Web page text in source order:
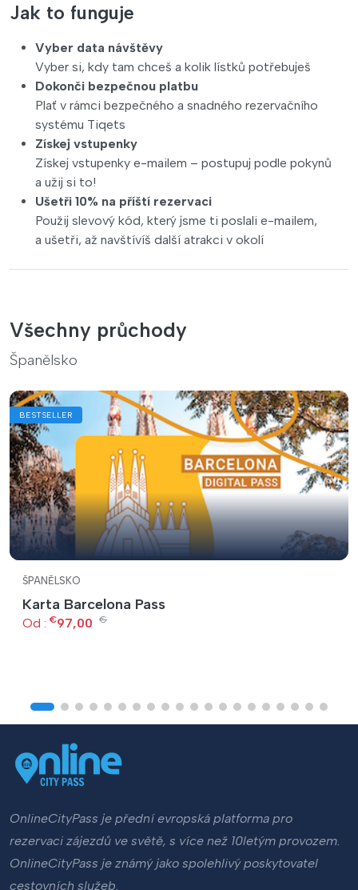
Jak to funguje
Vyber data návštěvy
Vyber si, kdy tam chceš a kolik lístků potřebuješ
Dokonči bezpečnou platbu
Plať v rámci bezpečného a snadného rezervačního
systému Tiqets
Získej vstupenky
Získej vstupenky e-mailem – postupuj podle pokynů
a užij si to!
Ušetři 10% na příští rezervaci
Použij slevový kód, který jsme ti poslali e-mailem,
a ušetři, až navštívíš další atrakci v okolí
Všechny průchody
Španělsko
BESTSELLER
ŠPANĚLSKO
Karta Barcelona Pass
Od : €97,00 €
OnlineCityPass je přední evropská platforma pro
rezervaci zájezdů ve světě, s více než 10letým provozem.
OnlineCityPass je známý jako spolehlivý poskytovatel
cestovních služeb.